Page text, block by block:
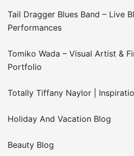
Tail Dragger Blues Band – Live
Performances
Tomiko Wada – Visual Artist &
Portfolio
Totally Tiffany Naylor |
Holiday And Vacation Blog
Beauty Blog